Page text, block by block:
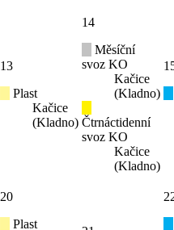
13
Plast
Kačice
(Kladno)
14
Měsíční
svoz KO
Kačice
(Kladno)
Čtrnáctidenní
svoz KO
Kačice
(Kladno)
20
Plast